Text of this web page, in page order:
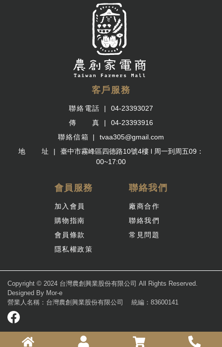
客戶服務
聯絡電話
04-23393027
傳 真
04-23393916
聯絡信箱
tvaa305@gmail.com
地 址
臺中市霧峰區四德路10號4樓 l 周一到周五09：
00~17:00
會員服務
加入會員
購物指南
會員條款
隱私權政策
聯絡我們
廠商合作
聯絡我們
常見問題
Copyright © 2024 台灣農創興業股份有限公司 All Rights Reserved.
Designed By Mor-e
營業人名稱：台灣農創興業股份有限公司 統編：83600141